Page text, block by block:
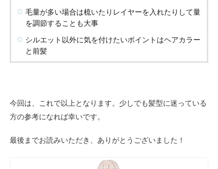
毛量が多い場合は梳いたりレイヤーを入れたりして量
を調節することも大事
シルエット以外に気を付けたいポイントはヘアカラー
と前髪
今回は、これで以上となります。少しでも髪型に迷っている
方の参考になれば幸いです。
最後までお読みいただき、ありがとうございました！